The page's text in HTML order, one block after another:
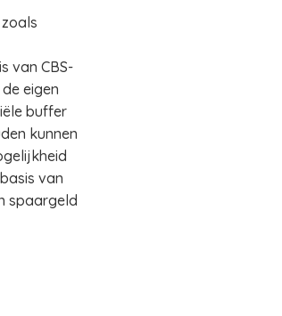
van CBS-
eigen
buffer
kunnen
van
spaargeld